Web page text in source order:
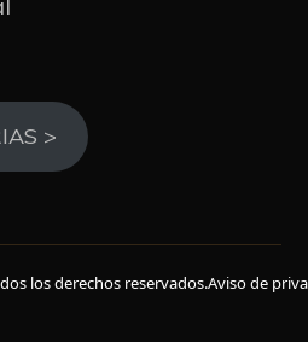
>
los derechos reservados.Aviso de